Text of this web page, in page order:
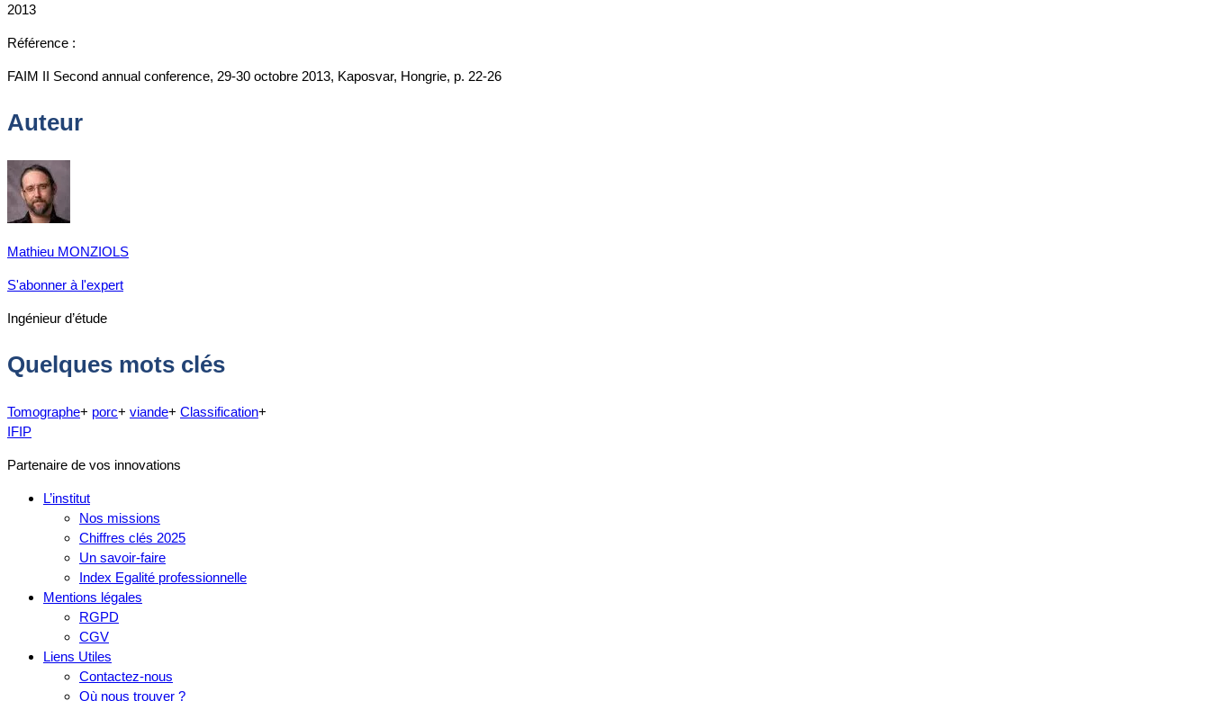
2013
Référence :
FAIM II Second annual conference, 29-30 octobre 2013, Kaposvar, Hongrie, p. 22-26
Auteur
Mathieu MONZIOLS
S'abonner à l'expert
Ingénieur d’étude
Quelques mots clés
Tomographe+ porc+ viande+ Classification+
IFIP
Partenaire de vos innovations
L’institut
Nos missions
Chiffres clés 2025
Un savoir-faire
Index Egalité professionnelle
Mentions légales
RGPD
CGV
Liens Utiles
Contactez-nous
Où nous trouver ?